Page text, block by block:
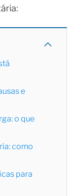
e
o que
como
para